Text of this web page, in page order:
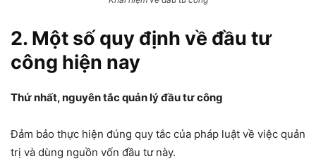
2. Một số quy định về đầu tư
công hiện nay
Thứ nhất, nguyên tắc quản lý đầu tư công
Đảm bảo thực hiện đúng quy tắc của pháp luật về việc quản
trị và dùng nguồn vốn đầu tư này.